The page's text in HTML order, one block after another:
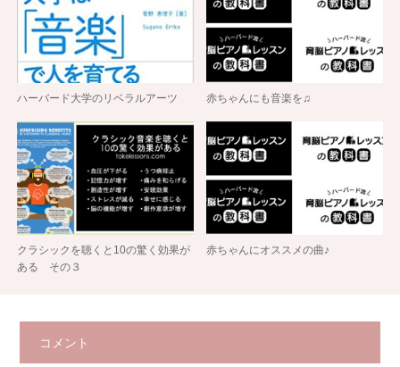
ハーバード大学のリベラルアーツ 赤ちゃんにも音楽を♫
クラシックを聴くと10の驚く効果が
ある その３
赤ちゃんにオススメの曲♪
コメント